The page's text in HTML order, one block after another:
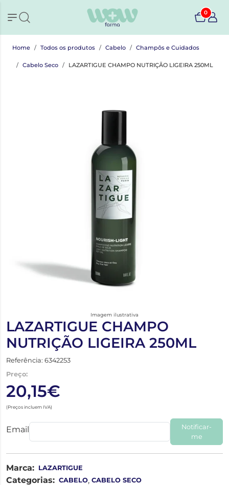
0
Home Todos os produtos Cabelo Champôs e Cuidados
Cabelo Seco LAZARTIGUE CHAMPO NUTRIÇÃO LIGEIRA 250ML
Imagem ilustrativa
LAZARTIGUE CHAMPO
NUTRIÇÃO LIGEIRA 250ML
Referência: 6342253
Preço:
20,15€
(Preços incluem IVA)
Email
Notificar-
me
Marca: LAZARTIGUE
Categorias: CABELO, CABELO SECO